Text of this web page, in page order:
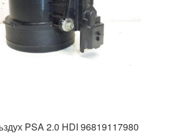
PSA 2.0 HDI 96819117980